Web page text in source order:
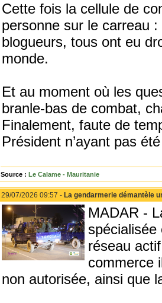
Cette fois la cellule de
personne sur le carreau
blogueurs, tous ont eu
monde.
Et au moment où les
branle-bas de combat,
Finalement, faute de
Président n’ayant pas
Source : Le Calame - Mauritanie
29/07/2026 09:57 - La gendarmerie démantèle
MADAR -
réseau
commerce
non autorisée, ainsi que